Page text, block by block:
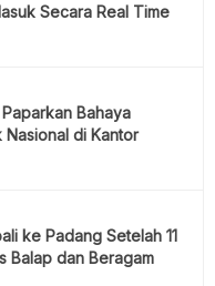
Secara Real Time
Bahaya
di Kantor
ke Padang Setelah 11
Balap dan Beragam